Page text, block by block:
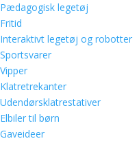
Pædagogisk legetøj
Fritid
Interaktivt legetøj og robotter
Sportsvarer
Vipper
Klatretrekanter
Udendørsklatrestativer
Elbiler til børn
Gaveideer